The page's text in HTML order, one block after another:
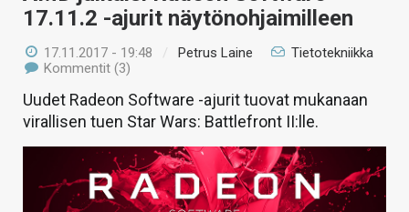
17.11.2 -ajurit näytönohjaimilleen
17.11.2017 - 19:48 / Petrus Laine
Tietotekniikka
Kommentit (3)
Uudet Radeon Software -ajurit tuovat mukanaan
virallisen tuen Star Wars: Battlefront II:lle.